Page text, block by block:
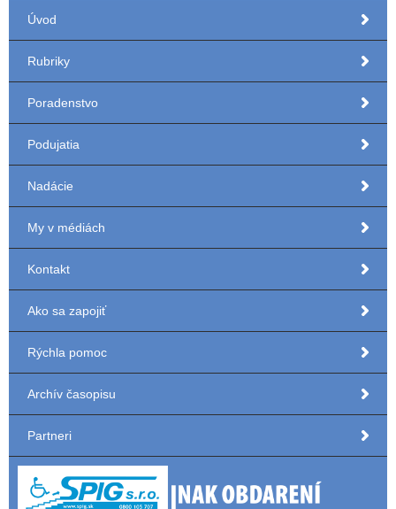
Úvod
Rubriky
Poradenstvo
Podujatia
Nadácie
My v médiách
Kontakt
Ako sa zapojiť
Rýchla pomoc
Archív časopisu
Partneri